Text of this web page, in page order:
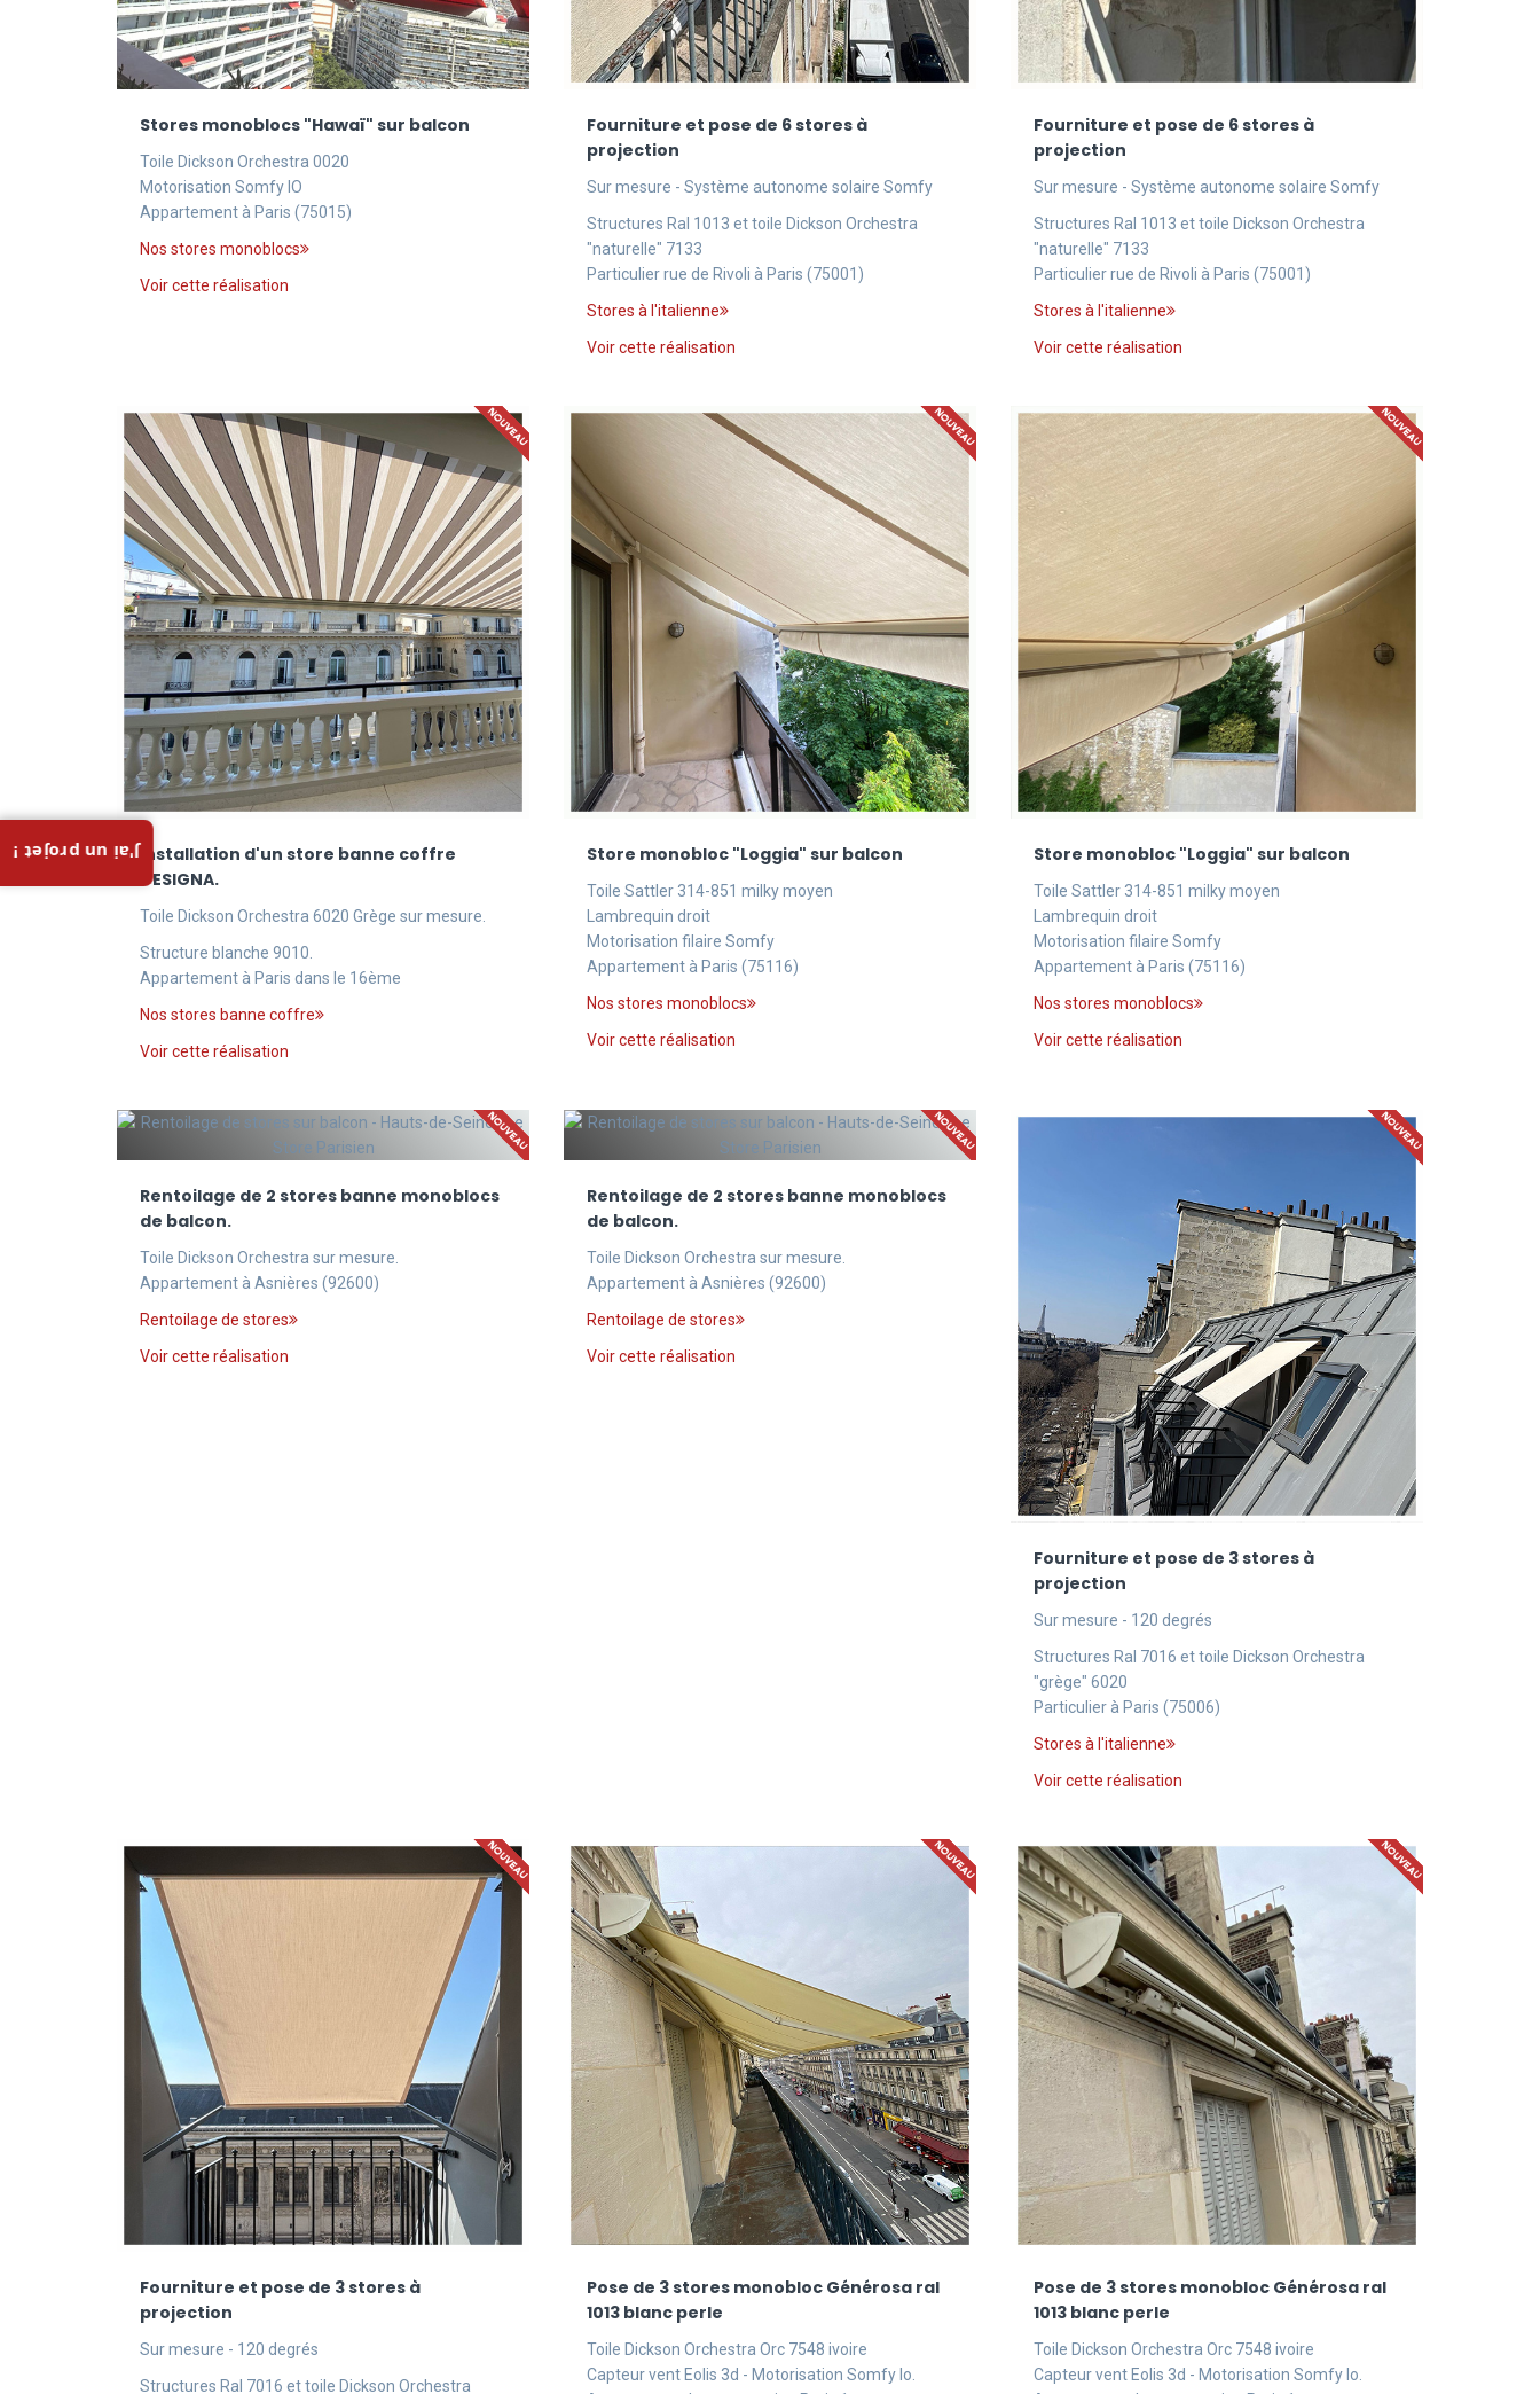
J'ai un projet !
Stores monoblocs "Hawaï" sur balcon
Toile Dickson Orchestra 0020
Motorisation Somfy IO
Appartement à Paris (75015)
Nos stores monoblocs
Voir cette réalisation
Fourniture et pose de 6 stores à
projection
Sur mesure - Système autonome solaire Somfy
Structures Ral 1013 et toile Dickson Orchestra
"naturelle" 7133
Particulier rue de Rivoli à Paris (75001)
Stores à l'italienne
Voir cette réalisation
Fourniture et pose de 6 stores à
projection
Sur mesure - Système autonome solaire Somfy
Structures Ral 1013 et toile Dickson Orchestra
"naturelle" 7133
Particulier rue de Rivoli à Paris (75001)
Stores à l'italienne
Voir cette réalisation
Installation d'un store banne coffre
DESIGNA.
Toile Dickson Orchestra 6020 Grège sur mesure.
Structure blanche 9010.
Appartement à Paris dans le 16ème
Nos stores banne coffre
Voir cette réalisation
Store monobloc "Loggia" sur balcon
Toile Sattler 314-851 milky moyen
Lambrequin droit
Motorisation filaire Somfy
Appartement à Paris (75116)
Nos stores monoblocs
Voir cette réalisation
Store monobloc "Loggia" sur balcon
Toile Sattler 314-851 milky moyen
Lambrequin droit
Motorisation filaire Somfy
Appartement à Paris (75116)
Nos stores monoblocs
Voir cette réalisation
Rentoilage de 2 stores banne monoblocs
de balcon.
Toile Dickson Orchestra sur mesure.
Appartement à Asnières (92600)
Rentoilage de stores
Voir cette réalisation
Rentoilage de 2 stores banne monoblocs
de balcon.
Toile Dickson Orchestra sur mesure.
Appartement à Asnières (92600)
Rentoilage de stores
Voir cette réalisation
Fourniture et pose de 3 stores à
projection
Sur mesure - 120 degrés
Structures Ral 7016 et toile Dickson Orchestra
"grège" 6020
Particulier à Paris (75006)
Stores à l'italienne
Voir cette réalisation
Fourniture et pose de 3 stores à
projection
Sur mesure - 120 degrés
Structures Ral 7016 et toile Dickson Orchestra
Pose de 3 stores monobloc Générosa ral
1013 blanc perle
Toile Dickson Orchestra Orc 7548 ivoire
Capteur vent Eolis 3d - Motorisation Somfy Io.
Pose de 3 stores monobloc Générosa ral
1013 blanc perle
Toile Dickson Orchestra Orc 7548 ivoire
Capteur vent Eolis 3d - Motorisation Somfy Io.